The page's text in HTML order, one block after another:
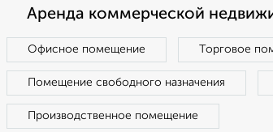
Аренда коммерческой
Офисное помещение Торговое
Помещение свободного назначения
Производственное помещение